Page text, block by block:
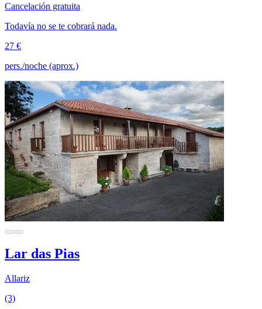
Cancelación gratuita
Todavía no se te cobrará nada.
27 €
pers./noche (aprox.)
Lar das Pias
Allariz
(3)